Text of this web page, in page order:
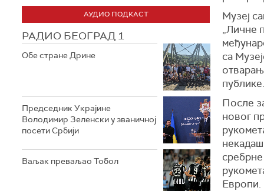
АУДИО ПОДКАСТ
РАДИО БЕОГРАД 1
Обе стране Дрине
Председник Украјине
Володимир Зеленски у званичној
посети Србији
Ваљак преваљао Тобол
Музеј
„Личне
са
публике.
После
новог
Европи.